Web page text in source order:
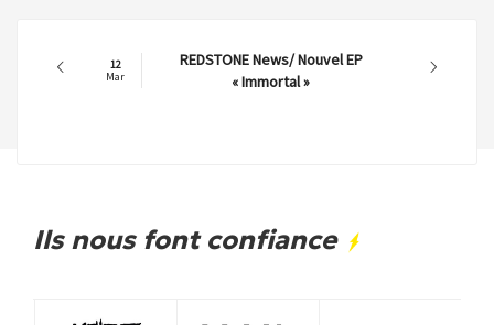
12
Mar
REDSTONE News/ Nouvel EP
« Immortal »
Ils nous font confiance